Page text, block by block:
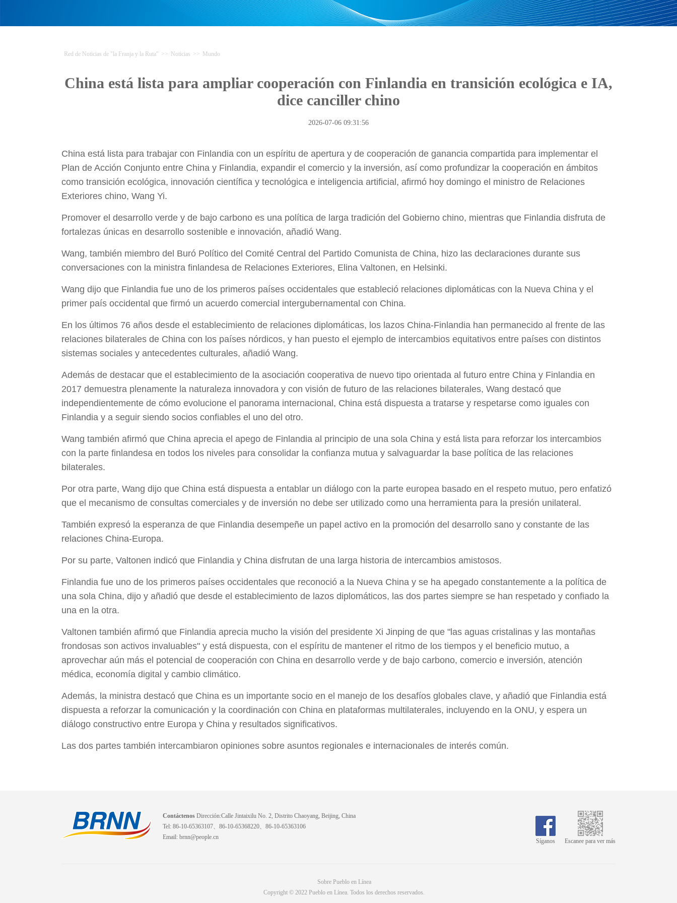
Red de Noticias de "la Franja y la Ruta" >> Noticias >> Mundo
China está lista para ampliar cooperación con Finlandia en transición ecológica e IA,
dice canciller chino
2026-07-06 09:31:56
China está lista para trabajar con Finlandia con un espíritu de apertura y de cooperación de ganancia compartida para implementar el
Plan de Acción Conjunto entre China y Finlandia, expandir el comercio y la inversión, así como profundizar la cooperación en ámbitos
como transición ecológica, innovación científica y tecnológica e inteligencia artificial, afirmó hoy domingo el ministro de Relaciones
Exteriores chino, Wang Yi.
Promover el desarrollo verde y de bajo carbono es una política de larga tradición del Gobierno chino, mientras que Finlandia disfruta de
fortalezas únicas en desarrollo sostenible e innovación, añadió Wang.
Wang, también miembro del Buró Político del Comité Central del Partido Comunista de China, hizo las declaraciones durante sus
conversaciones con la ministra finlandesa de Relaciones Exteriores, Elina Valtonen, en Helsinki.
Wang dijo que Finlandia fue uno de los primeros países occidentales que estableció relaciones diplomáticas con la Nueva China y el
primer país occidental que firmó un acuerdo comercial intergubernamental con China.
En los últimos 76 años desde el establecimiento de relaciones diplomáticas, los lazos China-Finlandia han permanecido al frente de las
relaciones bilaterales de China con los países nórdicos, y han puesto el ejemplo de intercambios equitativos entre países con distintos
sistemas sociales y antecedentes culturales, añadió Wang.
Además de destacar que el establecimiento de la asociación cooperativa de nuevo tipo orientada al futuro entre China y Finlandia en
2017 demuestra plenamente la naturaleza innovadora y con visión de futuro de las relaciones bilaterales, Wang destacó que
independientemente de cómo evolucione el panorama internacional, China está dispuesta a tratarse y respetarse como iguales con
Finlandia y a seguir siendo socios confiables el uno del otro.
Wang también afirmó que China aprecia el apego de Finlandia al principio de una sola China y está lista para reforzar los intercambios
con la parte finlandesa en todos los niveles para consolidar la confianza mutua y salvaguardar la base política de las relaciones
bilaterales.
Por otra parte, Wang dijo que China está dispuesta a entablar un diálogo con la parte europea basado en el respeto mutuo, pero enfatizó
que el mecanismo de consultas comerciales y de inversión no debe ser utilizado como una herramienta para la presión unilateral.
También expresó la esperanza de que Finlandia desempeñe un papel activo en la promoción del desarrollo sano y constante de las
relaciones China-Europa.
Por su parte, Valtonen indicó que Finlandia y China disfrutan de una larga historia de intercambios amistosos.
Finlandia fue uno de los primeros países occidentales que reconoció a la Nueva China y se ha apegado constantemente a la política de
una sola China, dijo y añadió que desde el establecimiento de lazos diplomáticos, las dos partes siempre se han respetado y confiado la
una en la otra.
Valtonen también afirmó que Finlandia aprecia mucho la visión del presidente Xi Jinping de que "las aguas cristalinas y las montañas
frondosas son activos invaluables" y está dispuesta, con el espíritu de mantener el ritmo de los tiempos y el beneficio mutuo, a
aprovechar aún más el potencial de cooperación con China en desarrollo verde y de bajo carbono, comercio e inversión, atención
médica, economía digital y cambio climático.
Además, la ministra destacó que China es un importante socio en el manejo de los desafíos globales clave, y añadió que Finlandia está
dispuesta a reforzar la comunicación y la coordinación con China en plataformas multilaterales, incluyendo en la ONU, y espera un
diálogo constructivo entre Europa y China y resultados significativos.
Las dos partes también intercambiaron opiniones sobre asuntos regionales e internacionales de interés común.
Contáctenos Dirección:Calle Jintaixilu No. 2, Distrito Chaoyang, Beijing, China
Tel: 86-10-65363107、86-10-65368220、86-10-65363106
Email: brnn@people.cn
Síganos Escanee para ver más
Sobre Pueblo en Línea
Copyright © 2022 Pueblo en Línea. Todos los derechos reservados.